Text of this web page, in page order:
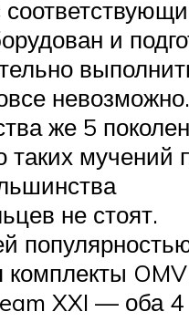
и
невозможно.
же 5
таких мучений
не стоят.
комплекты
XXI — оба 4